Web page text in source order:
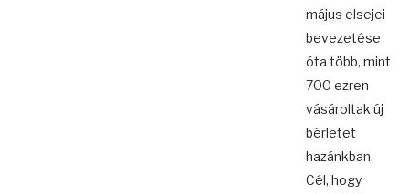
május elsejei
bevezetése
óta több, mint
700 ezren
vásároltak új
bérletet
hazánkban.
Cél, hogy